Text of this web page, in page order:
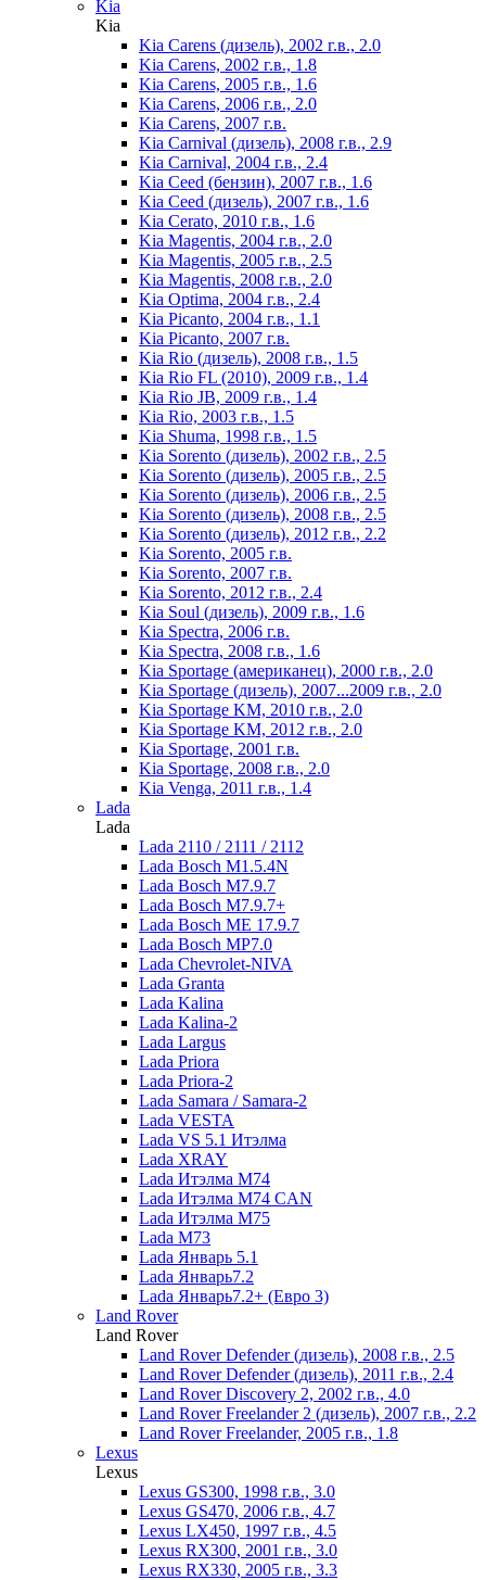
Kia
Kia
Kia Carens (дизель), 2002 г.в., 2.0
Kia Carens, 2002 г.в., 1.8
Kia Carens, 2005 г.в., 1.6
Kia Carens, 2006 г.в., 2.0
Kia Carens, 2007 г.в.
Kia Carnival (дизель), 2008 г.в., 2.9
Kia Carnival, 2004 г.в., 2.4
Kia Ceed (бензин), 2007 г.в., 1.6
Kia Ceed (дизель), 2007 г.в., 1.6
Kia Cerato, 2010 г.в., 1.6
Kia Magentis, 2004 г.в., 2.0
Kia Magentis, 2005 г.в., 2.5
Kia Magentis, 2008 г.в., 2.0
Kia Optima, 2004 г.в., 2.4
Kia Picanto, 2004 г.в., 1.1
Kia Picanto, 2007 г.в.
Kia Rio (дизель), 2008 г.в., 1.5
Kia Rio FL (2010), 2009 г.в., 1.4
Kia Rio JB, 2009 г.в., 1.4
Kia Rio, 2003 г.в., 1.5
Kia Shuma, 1998 г.в., 1.5
Kia Sorento (дизель), 2002 г.в., 2.5
Kia Sorento (дизель), 2005 г.в., 2.5
Kia Sorento (дизель), 2006 г.в., 2.5
Kia Sorento (дизель), 2008 г.в., 2.5
Kia Sorento (дизель), 2012 г.в., 2.2
Kia Sorento, 2005 г.в.
Kia Sorento, 2007 г.в.
Kia Sorento, 2012 г.в., 2.4
Kia Soul (дизель), 2009 г.в., 1.6
Kia Spectra, 2006 г.в.
Kia Spectra, 2008 г.в., 1.6
Kia Sportage (американец), 2000 г.в., 2.0
Kia Sportage (дизель), 2007...2009 г.в., 2.0
Kia Sportage KM, 2010 г.в., 2.0
Kia Sportage KM, 2012 г.в., 2.0
Kia Sportage, 2001 г.в.
Kia Sportage, 2008 г.в., 2.0
Kia Venga, 2011 г.в., 1.4
Lada
Lada
Lada 2110 / 2111 / 2112
Lada Bosch M1.5.4N
Lada Bosch M7.9.7
Lada Bosch M7.9.7+
Lada Bosch ME 17.9.7
Lada Bosch MР7.0
Lada Chevrolet-NIVA
Lada Granta
Lada Kalina
Lada Kalina-2
Lada Largus
Lada Priora
Lada Priora-2
Lada Samara / Samara-2
Lada VESTA
Lada VS 5.1 Итэлма
Lada XRAY
Lada Итэлма М74
Lada Итэлма М74 CAN
Lada Итэлма М75
Lada М73
Lada Январь 5.1
Lada Январь7.2
Lada Январь7.2+ (Евро 3)
Land Rover
Land Rover
Land Rover Defender (дизель), 2008 г.в., 2.5
Land Rover Defender (дизель), 2011 г.в., 2.4
Land Rover Discovery 2, 2002 г.в., 4.0
Land Rover Freelander 2 (дизель), 2007 г.в., 2.2
Land Rover Freelander, 2005 г.в., 1.8
Lexus
Lexus
Lexus GS300, 1998 г.в., 3.0
Lexus GS470, 2006 г.в., 4.7
Lexus LX450, 1997 г.в., 4.5
Lexus RX300, 2001 г.в., 3.0
Lexus RX330, 2005 г.в., 3.3